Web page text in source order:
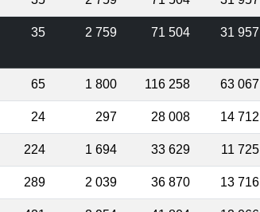
35 2 759 71 504 31 957
65 1 800 116 258 63 067
24 297 28 008 14 712
224 1 694 33 629 11 725
289 2 039 36 870 13 716